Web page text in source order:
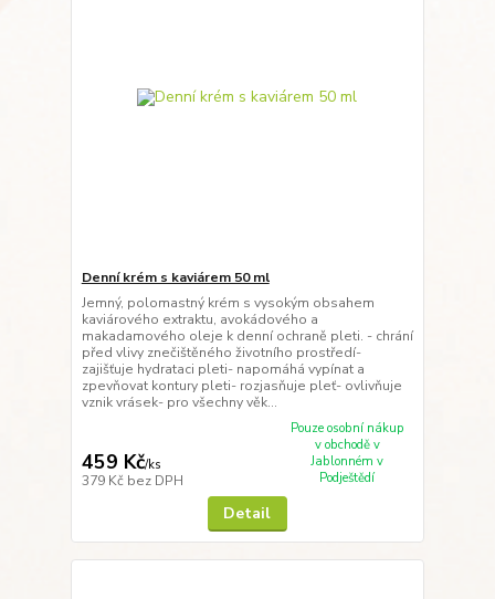
Denní krém s kaviárem 50 ml
Jemný, polomastný krém s vysokým obsahem
kaviárového extraktu, avokádového a
makadamového oleje k denní ochraně pleti. - chrání
před vlivy znečištěného životního prostředí-
zajišťuje hydrataci pleti- napomáhá vypínat a
zpevňovat kontury pleti- rozjasňuje pleť- ovlivňuje
vznik vrásek- pro všechny věk...
459 Kč/ks
379 Kč bez DPH
Pouze osobní nákup
v obchodě v
Jablonném v
Podještědí
Detail